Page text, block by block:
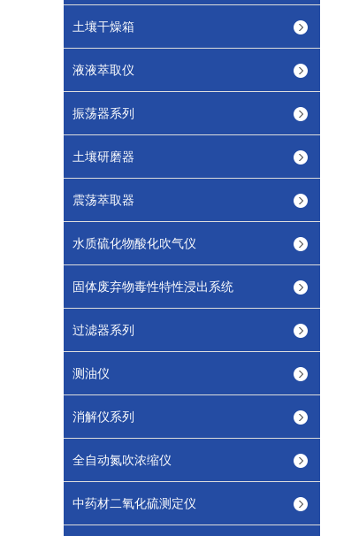
土壤干燥箱
液液萃取仪
振荡器系列
土壤研磨器
震荡萃取器
水质硫化物酸化吹气仪
固体废弃物毒性特性浸出系统
过滤器系列
测油仪
消解仪系列
全自动氮吹浓缩仪
中药材二氧化硫测定仪